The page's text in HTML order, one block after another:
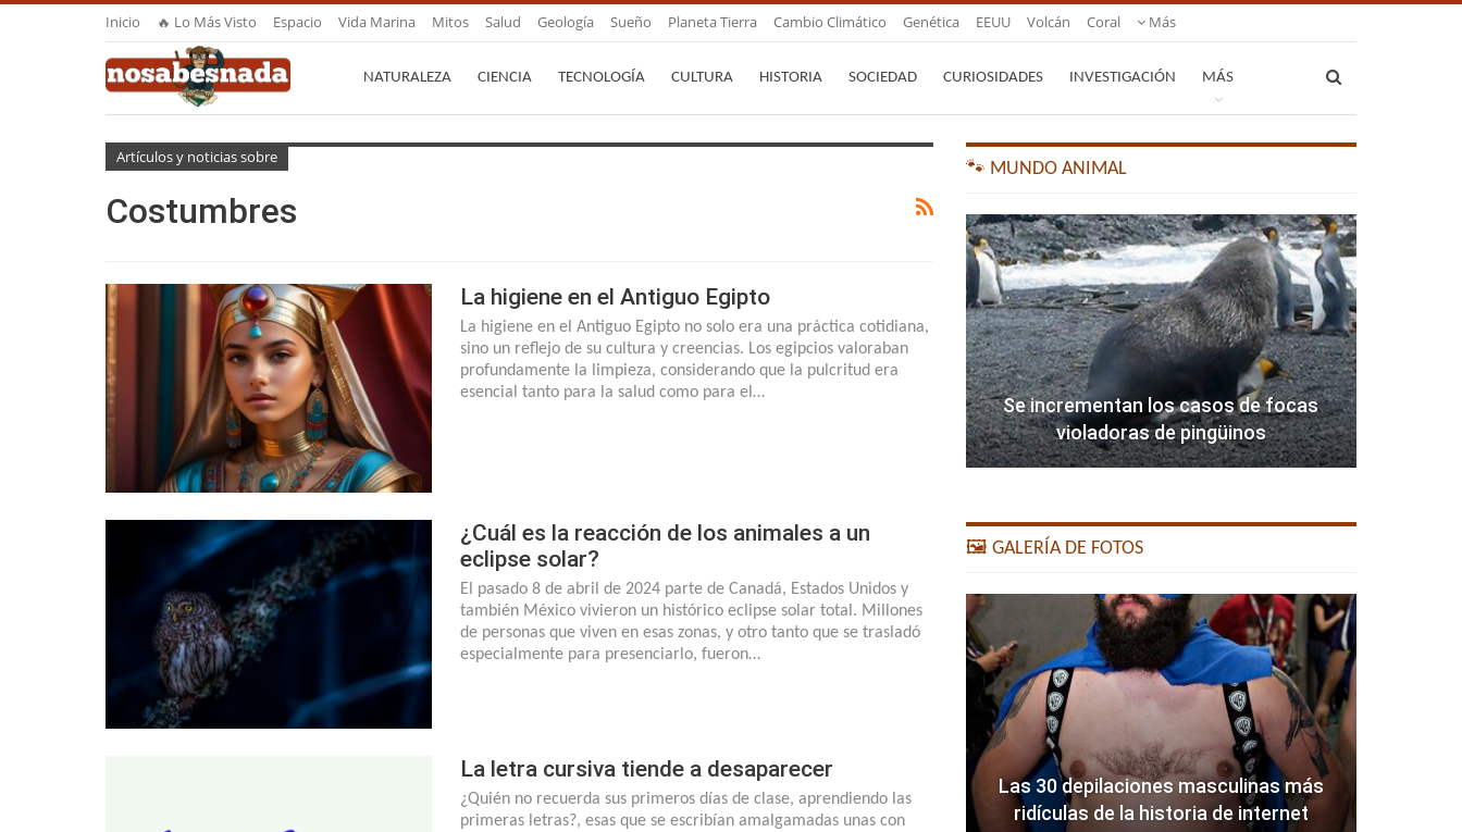
Inicio 🔥 Lo Más Visto Espacio Vida Marina Mitos Salud Geología Sueño Planeta Tierra Cambio Climático Genética EEUU Volcán Coral Más
NATURALEZA CIENCIA TECNOLOGÍA CULTURA HISTORIA SOCIEDAD CURIOSIDADES INVESTIGACIÓN MÁS
Artículos y noticias sobre
Costumbres
La higiene en el Antiguo Egipto
La higiene en el Antiguo Egipto no solo era una práctica cotidiana,
sino un reflejo de su cultura y creencias. Los egipcios valoraban
profundamente la limpieza, considerando que la pulcritud era
esencial tanto para la salud como para el…
¿Cuál es la reacción de los animales a un
eclipse solar?
El pasado 8 de abril de 2024 parte de Canadá, Estados Unidos y
también México vivieron un histórico eclipse solar total. Millones
de personas que viven en esas zonas, y otro tanto que se trasladó
especialmente para presenciarlo, fueron…
La letra cursiva tiende a desaparecer
¿Quién no recuerda sus primeros días de clase, aprendiendo las
primeras letras?, esas que se escribían amalgamadas unas con
🐾 MUNDO ANIMAL
Se incrementan los casos de focas
violadoras de pingüinos
🖼️ GALERÍA DE FOTOS
Las 30 depilaciones masculinas más
ridículas de la historia de internet